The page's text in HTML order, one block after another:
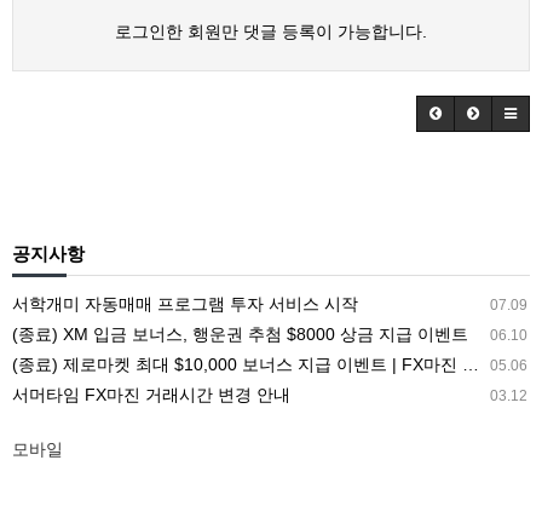
로그인한 회원만 댓글 등록이 가능합니다.
공지사항
07.09
서학개미 자동매매 프로그램 투자 서비스 시작
06.10
(종료) XM 입금 보너스, 행운권 추첨 $8000 상금 지급 이벤트
05.06
(종료) 제로마켓 최대 $10,000 보너스 지급 이벤트 | FX마진 해외거래소 ZEROMARKETS
03.12
서머타임 FX마진 거래시간 변경 안내
모바일